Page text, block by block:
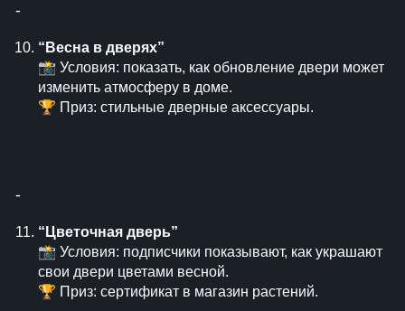
⁃
“Весна в дверях”
📸 Условия: показать, как обновление двери может
изменить атмосферу в доме.
🏆 Приз: стильные дверные аксессуары.
⁃
“Цветочная дверь”
📸 Условия: подписчики показывают, как украшают
свои двери цветами весной.
🏆 Приз: сертификат в магазин растений.